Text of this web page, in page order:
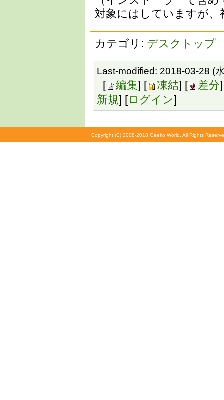
対象にはしていますが
カテゴリ: デスクトップ
Last-modified: 2018-03-28 (
[ 編集] [ 凍結] [ 差分
新規] [ログイン]
Copyright (C) 2008-2018 Geeko World. All Rights